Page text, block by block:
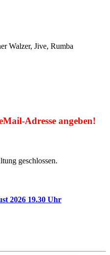
Walzer, Jive, Rumba
Adresse angeben!
geschlossen.
2026 19.30 Uhr